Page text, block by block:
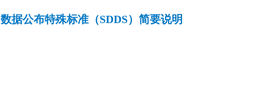
数据公布特殊标准（SDDS）简要说明